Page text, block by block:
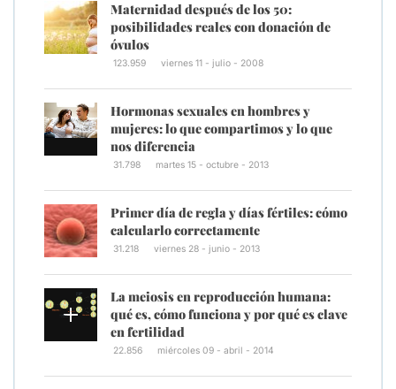
Maternidad después de los 50:
posibilidades reales con donación de
óvulos
123.959 viernes 11 - julio - 2008
Hormonas sexuales en hombres y
mujeres: lo que compartimos y lo que
nos diferencia
31.798 martes 15 - octubre - 2013
Primer día de regla y días fértiles: cómo
calcularlo correctamente
31.218 viernes 28 - junio - 2013
La meiosis en reproducción humana:
qué es, cómo funciona y por qué es clave
en fertilidad
22.856 miércoles 09 - abril - 2014